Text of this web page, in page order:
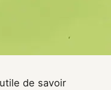
de savoir